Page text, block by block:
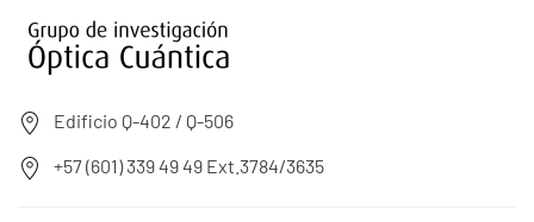
Edificio Q-402 / Q-506
+57 (601) 339 49 49 Ext.3784/3635